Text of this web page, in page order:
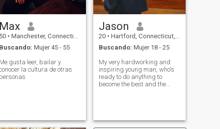
Max
50 • Manchester, Connecticut, Estados Unidos
Buscando: Mujer 45 - 55
Me gusta leer, bailar y
la cultura de otras
personas
Jason
20 • Hartford, Connecticut, Estados Unidos
Buscando: Mujer 18 - 25
My very hardworking and
inspiring young man, who's
ready to do anything to
become the best and the